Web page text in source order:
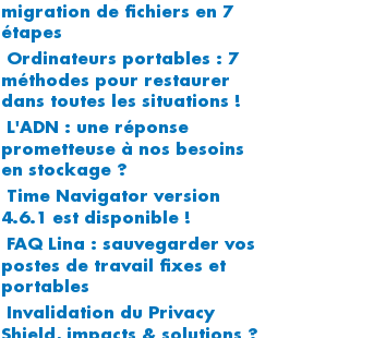
migration de fichiers en 7
étapes
Ordinateurs portables : 7
méthodes pour restaurer
dans toutes les situations !
L'ADN : une réponse
prometteuse à nos besoins
en stockage ?
Time Navigator version
4.6.1 est disponible !
FAQ Lina : sauvegarder vos
postes de travail fixes et
portables
Invalidation du Privacy